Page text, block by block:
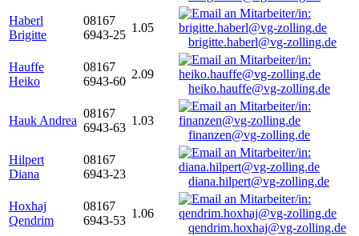
Haberl
Brigitte
08167
6943-25
1.05
brigitte.haberl@vg-zolling.de
Hauffe
Heiko
08167
6943-60
2.09
heiko.hauffe@vg-zolling.de
Hauk Andrea
08167
6943-63
1.03
finanzen@vg-zolling.de
Hilpert
Diana
08167
6943-23
diana.hilpert@vg-zolling.de
Hoxhaj
Qendrim
08167
6943-53
1.06
qendrim.hoxhaj@vg-zolling.de